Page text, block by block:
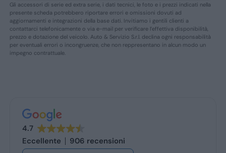
Gli accessori di serie ed extra serie, i dati tecnici, le foto e i prezzi indicati nella
presente scheda potrebbero riportare errori e omissioni dovuti ad
aggiornamenti e integrazioni della base dati. Invitiamo i gentili clienti a
contattarci telefonicamente o via e-mail per verificare l’effettiva disponibilità,
prezzo e dotazione del veicolo. Auto & Servizio S.r.l. declina ogni responsabilità
per eventuali errori o incongruenze, che non reppresentano in alcun modo un
impegno contrattuale.
4.7
Eccellente
906 recensioni